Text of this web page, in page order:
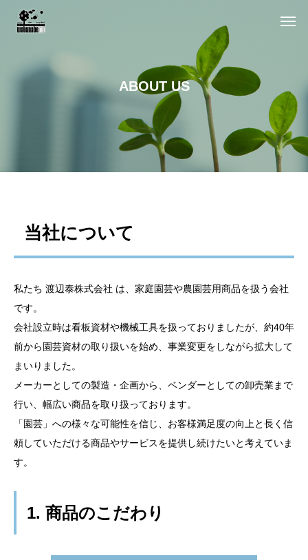
ABOUT US
当社について
私たち 渡辺泰株式会社 は、家庭園芸や農園芸用商品を扱う会社
です。
会社設立時は看板資材や機械工具を扱っておりましたが、約40年
前から園芸資材の取り扱いを始め、事業変更をしながら拡大して
まいりました。
メーカーとしての製造・企画から、ベンダーとしての卸売業まで
行い、幅広い商品を取り扱っております。
「園芸」への様々な可能性を信じ、お客様満足度の向上と長く信
頼していただける商品やサービスを提供し続けたいと考えていま
す。
1. 商品のこだわり